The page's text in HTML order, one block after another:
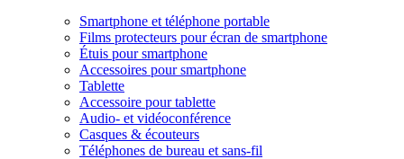
Smartphone et téléphone portable
Films protecteurs pour écran de smartphone
Étuis pour smartphone
Accessoires pour smartphone
Tablette
Accessoire pour tablette
Audio- et vidéoconférence
Casques & écouteurs
Téléphones de bureau et sans-fil